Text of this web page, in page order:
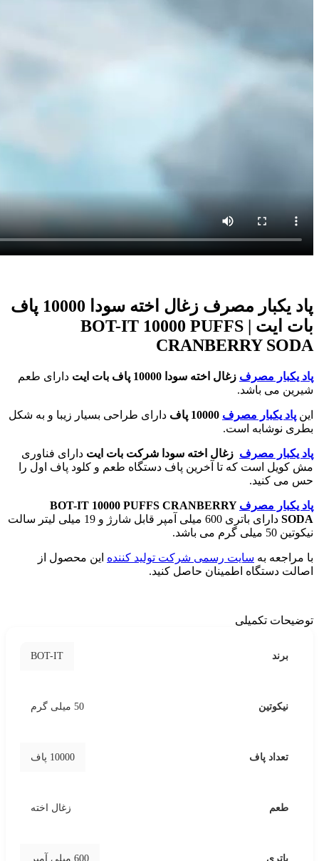
پاد یکبار مصرف زغال اخته سودا 10000 پاف
بات ایت | BOT-IT 10000 PUFFS
CRANBERRY SODA
پاد یکبار مصرف زغال اخته سودا 10000 پاف بات ایت
دارای طعم
شیرین می باشد.
این پاد یکبار مصرف
دارای طراحی بسیار زیبا و به شکل
بطری نوشابه است.
پاد یکبار مصرف زغال اخته سودا شرکت بات ایت دارای فناوری
مش کویل است که تا آخرین پاف دستگاه طعم و کلود پاف اول را
حس می کنید.
پاد یکبار مصرف BOT-IT 10000 PUFFS CRANBERRY
SODA
دارای باتری 600 میلی آمپر قابل شارژ و 19 میلی لیتر سالت
نیکوتین 50 میلی گرم می باشد.
با مراجعه به سایت رسمی شرکت تولید کننده این محصول از
اصالت دستگاه اطمینان حاصل کنید.
توضیحات تکمیلی
برند BOT-IT
نیکوتین 50 میلی گرم
تعداد پاف 10000 پاف
طعم زغال اخته
باتری 600 میلی آمپر